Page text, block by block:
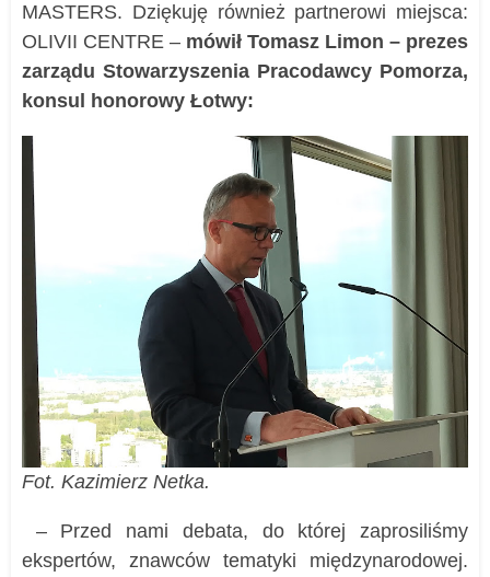
MASTERS. Dziękuję również partnerowi miejsca:
OLIVII CENTRE – mówił Tomasz Limon – prezes
zarządu Stowarzyszenia Pracodawcy Pomorza,
konsul honorowy Łotwy:
Fot. Kazimierz Netka.
– Przed nami debata, do której zaprosiliśmy
ekspertów, znawców tematyki międzynarodowej.